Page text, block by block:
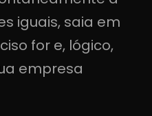
iguais, saia em
for e, lógico,
empresa